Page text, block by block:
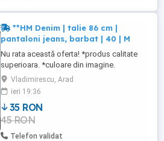
**HM Denim | talie 86 cm |
pantaloni jeans, barbat | 40 | M
Nu rata această oferta! *produs calitate
superioara. *culoare din imagine.
*material din imagine. ***stare buna.
produs utilizat. NU FAC SCHIMBURI
Vladimirescu, Arad
ieri 19:36
35 RON
45 RON
Telefon validat